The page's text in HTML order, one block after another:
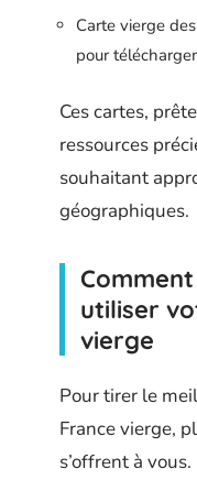
Carte vierge
pour
Ces cartes,
ressources
souhaitant
géographiques.
utiliser
vierge
Pour tirer le
France vierge,
s’offrent à